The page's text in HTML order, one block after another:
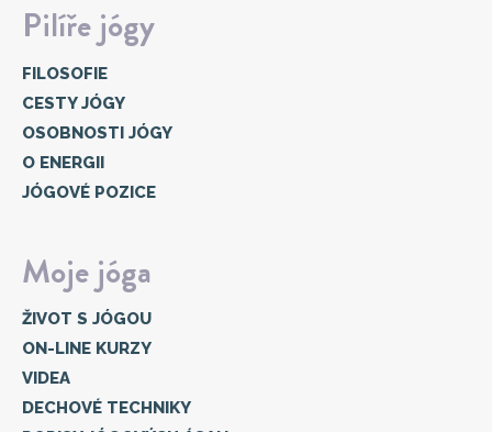
Pilíře jógy
FILOSOFIE
CESTY JÓGY
OSOBNOSTI JÓGY
O ENERGII
JÓGOVÉ POZICE
Moje jóga
ŽIVOT S JÓGOU
ON-LINE KURZY
VIDEA
DECHOVÉ TECHNIKY